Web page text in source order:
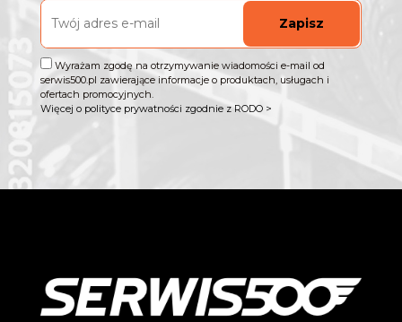
Zapisz
Wyrażam zgodę na otrzymywanie wiadomości e-mail od
serwis500.pl zawierające informacje o produktach, usługach i
ofertach promocyjnych.
Więcej o polityce prywatności zgodnie z RODO >